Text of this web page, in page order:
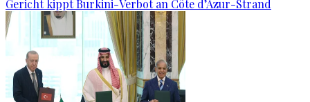
Gericht kippt Burkini-Verbot an Côte d’Azur-Strand